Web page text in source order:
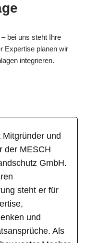
bei uns steht Ihre
Expertise planen wir
integrieren.
und
der MESCH
GmbH.
steht er für
und
Als